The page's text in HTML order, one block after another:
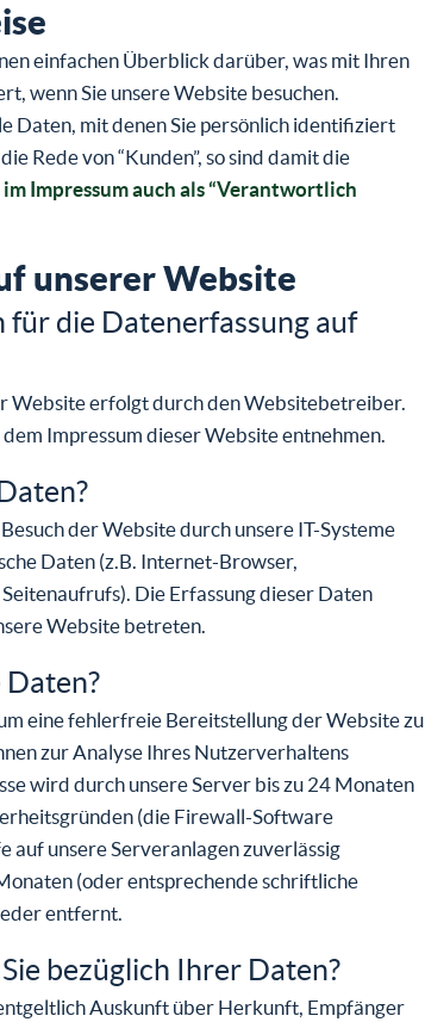
einfachen Überblick darüber, was mit Ihren
wenn Sie unsere Website besuchen.
Daten, mit denen Sie persönlich identifiziert
Rede von “Kunden”, so sind damit die
im Impressum auch als “Verantwortlich
unserer Website
die Datenerfassung auf
Website erfolgt durch den Websitebetreiber.
Impressum dieser Website entnehmen.
der Website durch unsere IT-Systeme
Daten (z.B. Internet-Browser,
Die Erfassung dieser Daten
Website betreten.
eine fehlerfreie Bereitstellung der Website zu
zur Analyse Ihres Nutzerverhaltens
wird durch unsere Server bis zu 24 Monaten
(die Firewall-Software
auf unsere Serveranlagen zuverlässig
(oder entsprechende schriftliche
entfernt.
bezüglich Ihrer Daten?
Auskunft über Herkunft, Empfänger